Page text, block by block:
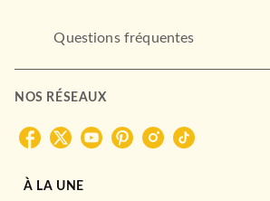
Questions fréquentes
NOS RÉSEAUX
À LA UNE